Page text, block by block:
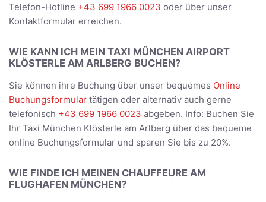
Telefon-Hotline +43 699 1966 0023 oder über unser
Kontaktformular erreichen.
WIE KANN ICH MEIN TAXI MÜNCHEN AIRPORT
KLÖSTERLE AM ARLBERG BUCHEN?
Sie können ihre Buchung über unser bequemes Online
Buchungsformular tätigen oder alternativ auch gerne
telefonisch +43 699 1966 0023 abgeben. Info: Buchen Sie
Ihr Taxi München Klösterle am Arlberg über das bequeme
online Buchungsformular und sparen Sie bis zu 20%.
WIE FINDE ICH MEINEN CHAUFFEURE AM
FLUGHAFEN MÜNCHEN?